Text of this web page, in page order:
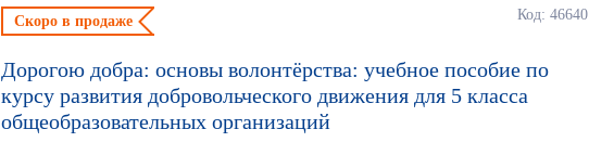
Код: 46640
Скоро в продаже
Дорогою добра: основы волонтёрства: учебное пособие по
курсу развития добровольческого движения для 5 класса
общеобразовательных организаций